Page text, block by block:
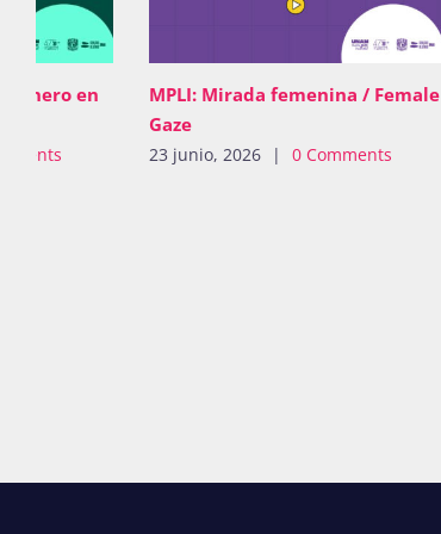
género en
MPLI: Mirada femenina / Female
Gaze
23 junio, 2026 | 0 Comments